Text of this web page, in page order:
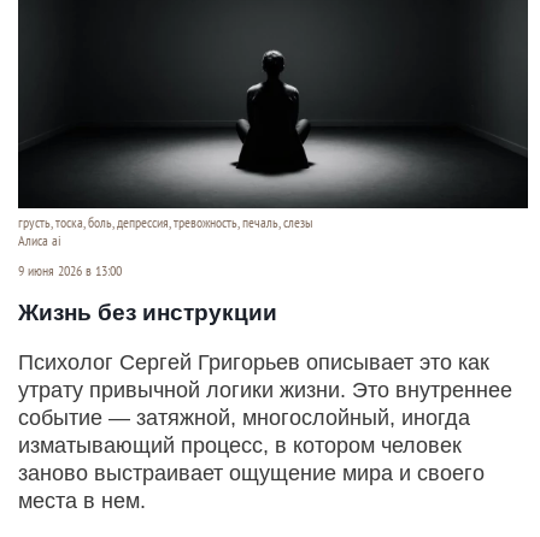
грусть, тоска, боль, депрессия, тревожность, печаль, слезы
Алиса ai
9 июня 2026 в 13:00
Жизнь без инструкции
Психолог Сергей Григорьев описывает это как
утрату привычной логики жизни. Это внутреннее
событие — затяжной, многослойный, иногда
изматывающий процесс, в котором человек
заново выстраивает ощущение мира и своего
места в нем.